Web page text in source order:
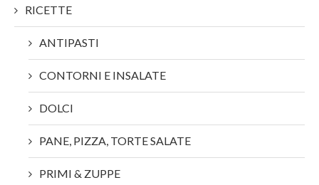
RICETTE
ANTIPASTI
CONTORNI E INSALATE
DOLCI
PANE, PIZZA, TORTE SALATE
PRIMI & ZUPPE